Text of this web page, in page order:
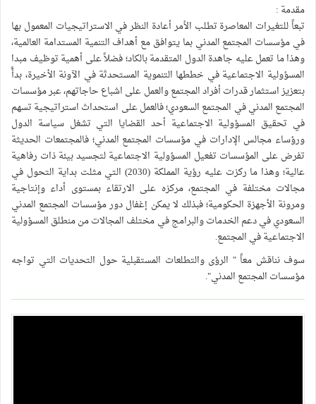
مقدمة :
تبعاً للتغيرات المعاصرة تطلب الأمر أعادة النظر في الاستراتيجيات المعمول بها
في مؤسسات المجتمع المدني بما يتوافق مع أهداف التنمية المستدامة العالمية،
وهذا ما تعمل عليه جاهدة الدول المتقدمة بالكاد؛ فضلاً على أهمية توظيف مبدا
المسؤولية الاجتماعية في خططها التنموية المستحدثة في الآونة الأخيرة، بدأً
بتعزيز استثمار قدرات أفراد المجتمع والعمل على اشباع حاجاتهم، عبر مؤسسات
المجتمع المدني في المجتمع السعودي؛ فالعمل على استحداث استراتيجية تسهم
في تحقيق المسؤولية الاجتماعية أحد القضايا التي تشغل سياسة الدول
ورؤساء مجالس الإدارات في مؤسسات المجتمع المدني؛ فالمجتمعات الحديثة
تفرض على المؤسسات تفعيل المسؤولية الاجتماعية لتجسيد بيئة ذات رفاهية
عالية؛ وهذا ما ركزت عليه رؤية المملكة (2030) التي مثلت بداية التحول في
مجالات مختلفة في المجتمع، مركزه على الارتقاء بمستوى أداء وإنتاجية
ومرونة الأجهزة الحكومية؛ فبذلك لا يمكن إغفال دور مؤسسات المجتمع المدني
السعودي في دعم الخدمات والبرامج في مختلف المجالات من منطلق المسؤولية
الاجتماعية في المجتمع.
سوف نناقش معاً " الرؤى والتطلعات المستقبلية حول التحديات التي تواجه
مؤسسات المجتمع المدني".